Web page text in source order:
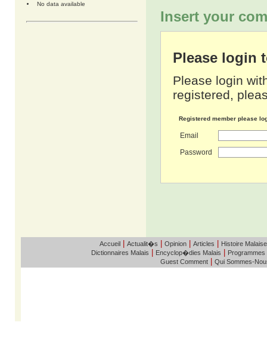
No data available
Insert your
Please login
Please login
registered,
Registered member please
Email
Password
Accueil| Actualit�s Opinion| Articles Histoire Malaise
Dictionnaires Malais Encyclop�dies Malais Programmes
Guest Comment Qui Sommes-